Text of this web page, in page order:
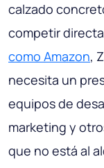
calzado
competir
como Amazon,
necesita un
equipos de
marketing y
que no está al